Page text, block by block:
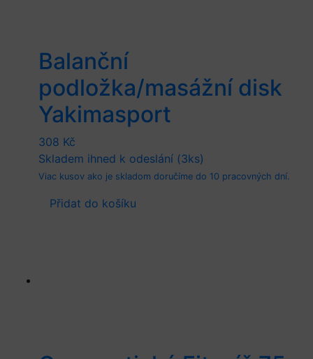
Balanční
podložka/masážní disk
Yakimasport
308 Kč
Skladem ihned k odeslání (3ks)
Viac kusov ako je skladom doručíme do 10 pracovných dní.
Přidat do košíku